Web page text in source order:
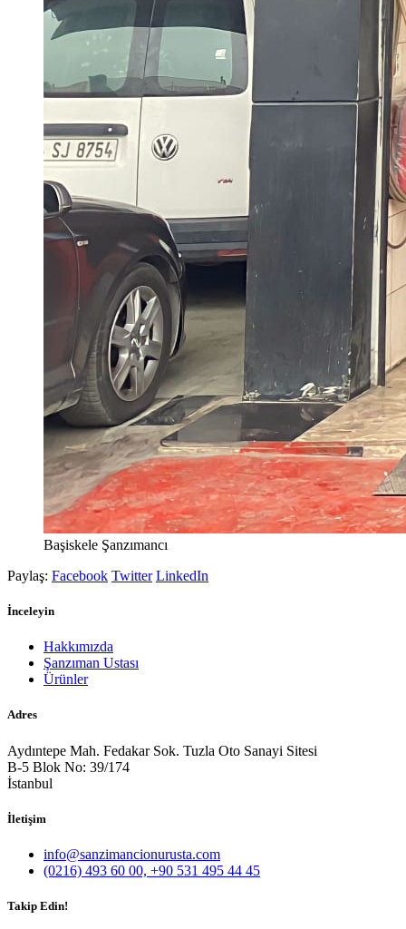
Başiskele Şanzımancı
Paylaş: Facebook Twitter LinkedIn
İnceleyin
Hakkımızda
Şanzıman Ustası
Ürünler
Adres
Aydıntepe Mah. Fedakar Sok. Tuzla Oto Sanayi Sitesi
B-5 Blok No: 39/174
İstanbul
İletişim
info@sanzimancionurusta.com
(0216) 493 60 00, +90 531 495 44 45
Takip Edin!